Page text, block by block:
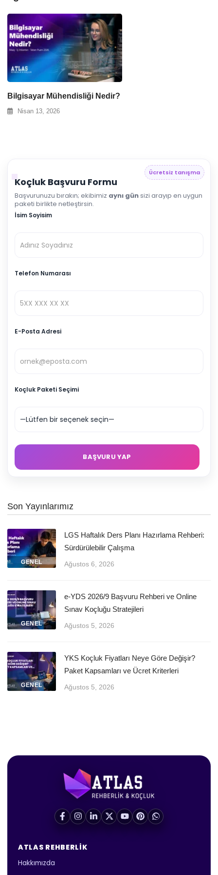
Bilgisayar Mühendisliği Nedir?
Nisan 13, 2026
Ücretsiz tanışma
Koçluk Başvuru Formu
Başvurunuzu bırakın; ekibimiz aynı gün sizi arayıp en uygun
paketi birlikte netleştirsin.
İsim Soyisim
Telefon Numarası
E-Posta Adresi
Koçluk Paketi Seçimi
Son Yayınlarımız
GENEL
LGS Haftalık Ders Planı Hazırlama Rehberi:
Sürdürülebilir Çalışma
Ağustos 6, 2026
GENEL
e-YDS 2026/9 Başvuru Rehberi ve Online
Sınav Koçluğu Stratejileri
Ağustos 5, 2026
GENEL
YKS Koçluk Fiyatları Neye Göre Değişir?
Paket Kapsamları ve Ücret Kriterleri
Ağustos 5, 2026
ATLAS REHBERLIK
Hakkımızda